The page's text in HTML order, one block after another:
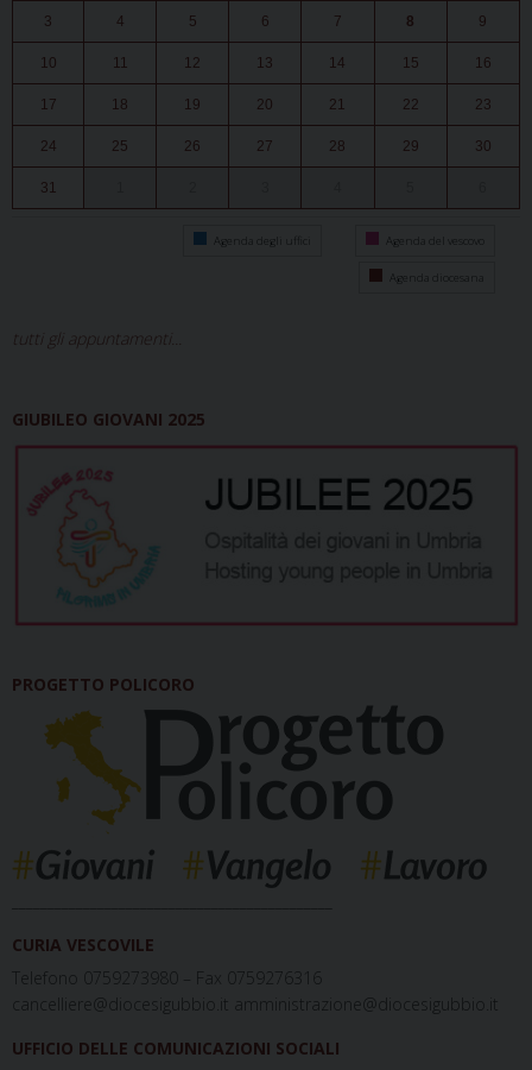
3 4 5 6 7 8 9
10 11 12 13 14 15 16
17 18 19 20 21 22 23
24 25 26 27 28 29 30
31
Agenda degli uffici Agenda del vescovo
Agenda diocesana
tutti gli appuntamenti...
GIUBILEO GIOVANI 2025
PROGETTO POLICORO
CURIA VESCOVILE
Telefono 0759273980 – Fax 0759276316
cancelliere@diocesigubbio.it amministrazione@diocesigubbio.it
UFFICIO DELLE COMUNICAZIONI SOCIALI